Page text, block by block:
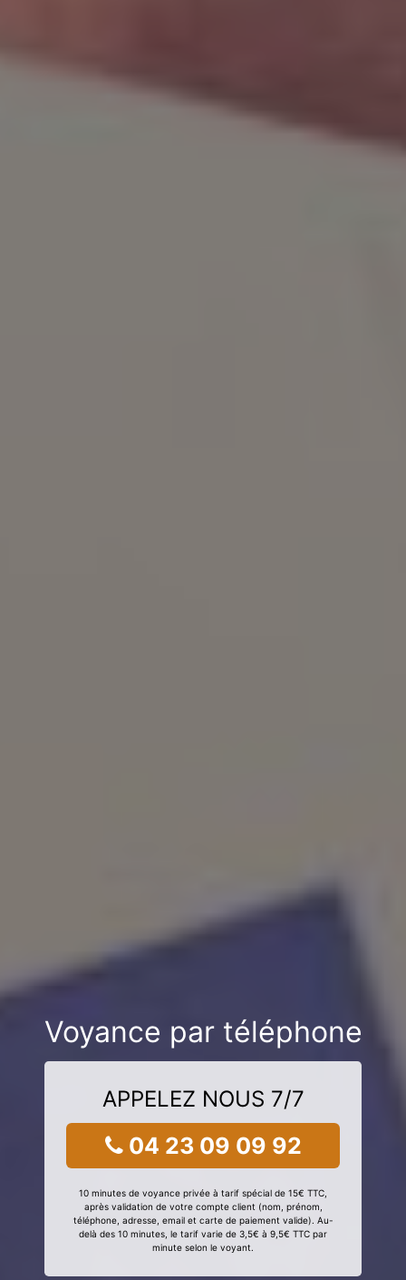
Voyance par téléphone
APPELEZ NOUS 7/7
04 23 09 09 92
10 minutes de voyance privée à tarif spécial de 15€ TTC,
après validation de votre compte client (nom, prénom,
téléphone, adresse, email et carte de paiement valide). Au-
delà des 10 minutes, le tarif varie de 3,5€ à 9,5€ TTC par
minute selon le voyant.